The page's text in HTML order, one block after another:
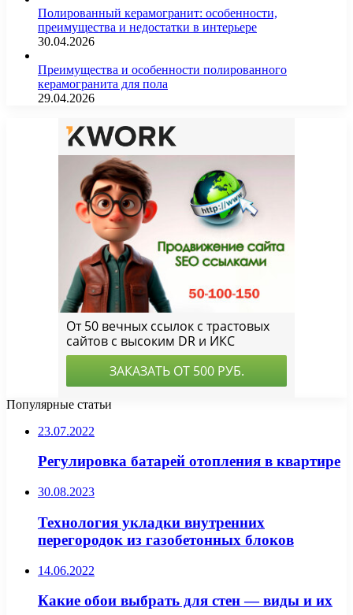
Полированный керамогранит: особенности,
преимущества и недостатки в интерьере
30.04.2026
Преимущества и особенности полированного
керамогранита для пола
29.04.2026
Популярные статьи
23.07.2022
Регулировка батарей отопления в квартире
30.08.2023
Технология укладки внутренних
перегородок из газобетонных блоков
14.06.2022
Какие обои выбрать для стен — виды и их